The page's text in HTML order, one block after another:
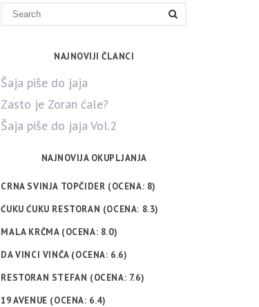
NAJNOVIJI ČLANCI
Šaja piše do jaja
Zasto je Zoran ćale?
Šaja piše do jaja Vol.2
NAJNOVIJA OKUPLJANJA
CRNA SVINJA TOPČIDER (OCENA: 8)
ĆUKU ĆUKU RESTORAN (OCENA: 8.3)
MALA KRČMA (OCENA: 8.0)
DA VINCI VINČA (OCENA: 6.6)
RESTORAN STEFAN (OCENA: 7.6)
19 AVENUE (OCENA: 6.4)